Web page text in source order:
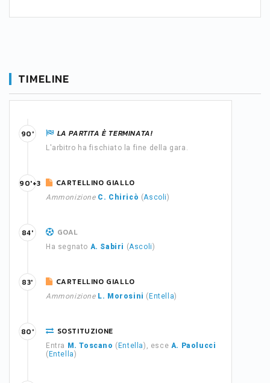
TIMELINE
LA PARTITA È TERMINATA!
L'arbitro ha fischiato la fine della gara.
90'
CARTELLINO GIALLO
Ammonizione C. Chiricò (Ascoli)
90'+3
GOAL
Ha segnato A. Sabiri (Ascoli)
84'
CARTELLINO GIALLO
Ammonizione L. Morosini ( Entella)
83'
SOSTITUZIONE
Entra M. Toscano ( Entella), esce A. Paolucci
( Entella)
80'